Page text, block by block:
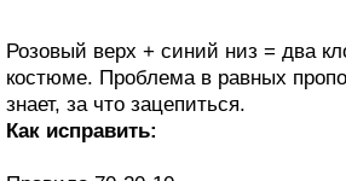
Розовый верх + синий низ = два
костюме. Проблема в равных
знает, за что зацепиться.
Как исправить: